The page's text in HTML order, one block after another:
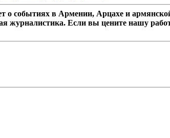
событиях в Армении, Арцахе и
журналистика. Если вы цените нашу